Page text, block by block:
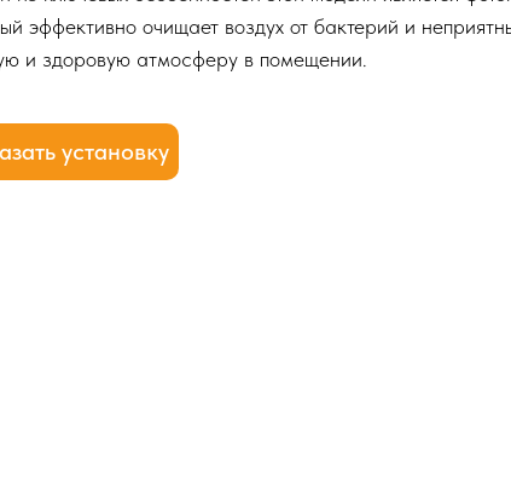
эффективно очищает воздух от бактерий и
и здоровую атмосферу в помещении.
установку